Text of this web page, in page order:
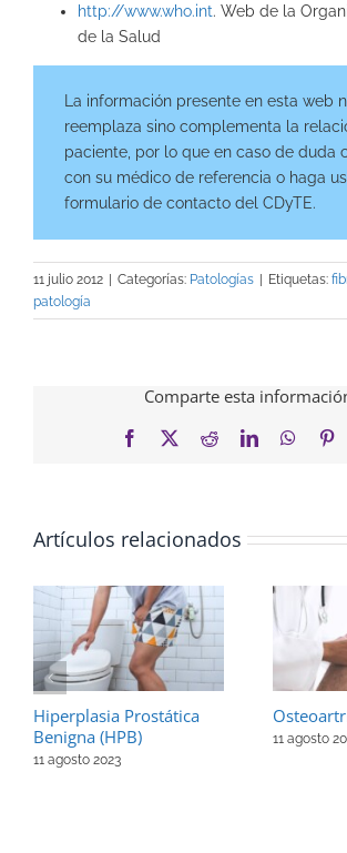
http://www.who.int. Web de la
de la Salud
La información presente en esta web
reemplaza sino complementa la
paciente, por lo que en caso de duda
con su médico de referencia o haga
formulario de contacto del CDyTE.
11 julio 2012 | Categorías: Patologías | Etiquetas:
patología
Comparte esta
Facebook RedditLinkedIn
Artículos relacionados
Hiperplasia Prostática
Benigna (HPB)
11 agosto 2023
11 agosto